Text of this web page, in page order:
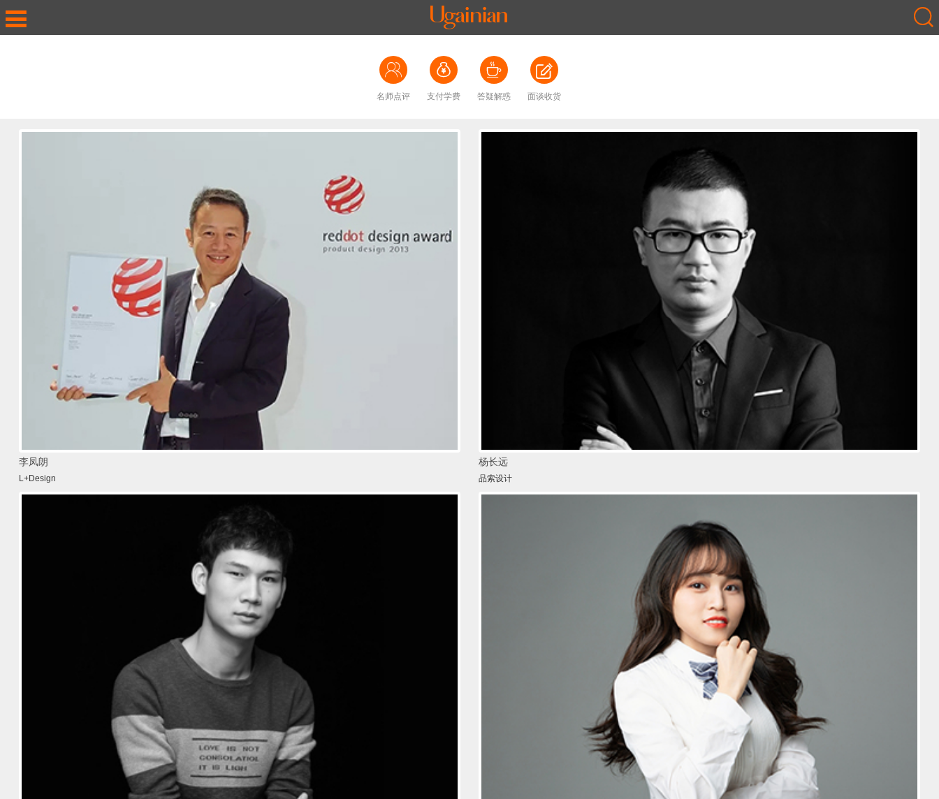
名师点评 支付学费 答疑解惑 面谈收货
李凤朗
L+Design
杨长远
品索设计